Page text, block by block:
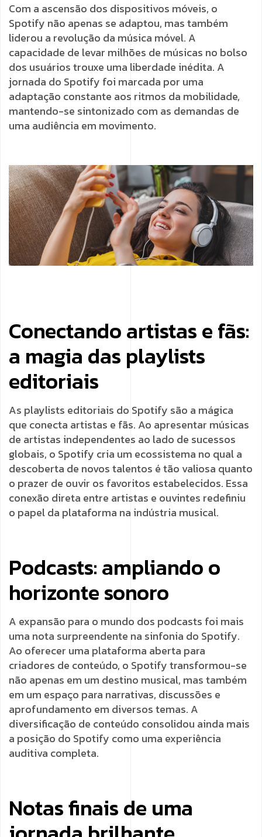
Com a ascensão dos dispositivos móveis, o
Spotify não apenas se adaptou, mas também
liderou a revolução da música móvel. A
capacidade de levar milhões de músicas no bolso
dos usuários trouxe uma liberdade inédita. A
jornada do Spotify foi marcada por uma
adaptação constante aos ritmos da mobilidade,
mantendo-se sintonizado com as demandas de
uma audiência em movimento.
Conectando artistas e fãs:
a magia das playlists
editoriais
As playlists editoriais do Spotify são a mágica
que conecta artistas e fãs. Ao apresentar músicas
de artistas independentes ao lado de sucessos
globais, o Spotify cria um ecossistema no qual a
descoberta de novos talentos é tão valiosa quanto
o prazer de ouvir os favoritos estabelecidos. Essa
conexão direta entre artistas e ouvintes redefiniu
o papel da plataforma na indústria musical.
Podcasts: ampliando o
horizonte sonoro
A expansão para o mundo dos podcasts foi mais
uma nota surpreendente na sinfonia do Spotify.
Ao oferecer uma plataforma aberta para
criadores de conteúdo, o Spotify transformou-se
não apenas em um destino musical, mas também
em um espaço para narrativas, discussões e
aprofundamento em diversos temas. A
diversificação de conteúdo consolidou ainda mais
a posição do Spotify como uma experiência
auditiva completa.
Notas finais de uma